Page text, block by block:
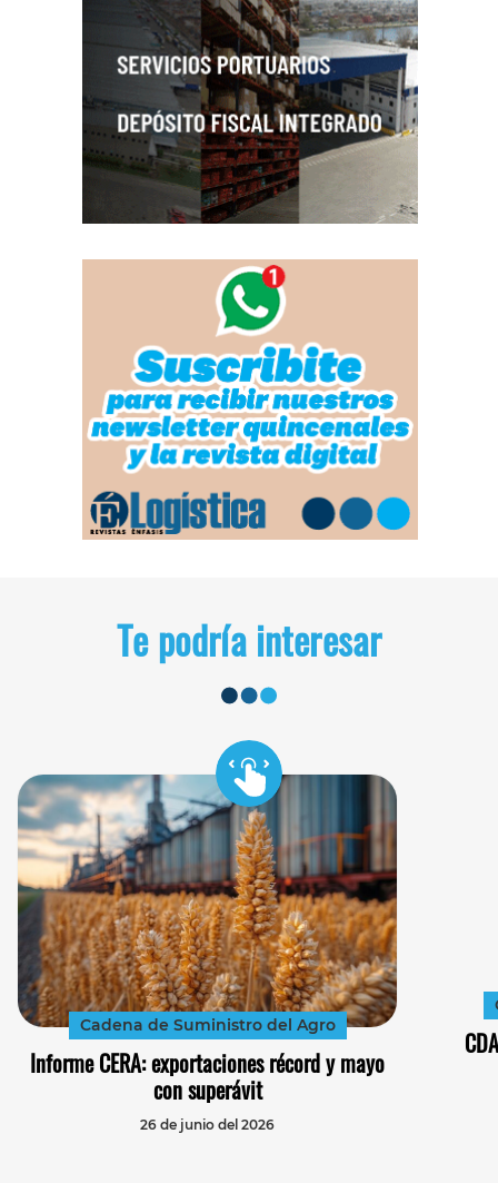
Te podría interesar
Cadena de Suministro del Agro
Informe CERA: exportaciones récord y mayo
con superávit
26 de junio del 2026